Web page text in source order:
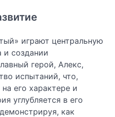
играют центральную
и создании
герой, Алекс,
испытаний, что,
его характере и
углубляется в его
как